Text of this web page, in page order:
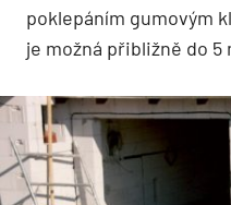
poklepáním gumovým
je možná přibližně do